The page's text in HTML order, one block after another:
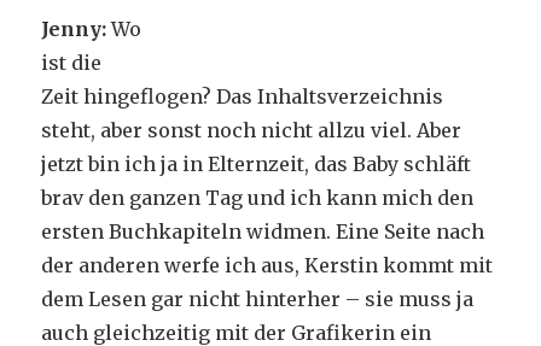
Jenny:Wo
ist die
Zeit hingeflogen? Das Inhaltsverzeichnis
steht, aber sonst noch nicht allzu viel. Aber
jetzt bin ich ja in Elternzeit, das Baby schläft
brav den ganzen Tag und ich kann mich den
ersten Buchkapiteln widmen. Eine Seite nach
der anderen werfe ich aus, Kerstin kommt mit
dem Lesen gar nicht hinterher – sie muss ja
auch gleichzeitig mit der Grafikerin ein